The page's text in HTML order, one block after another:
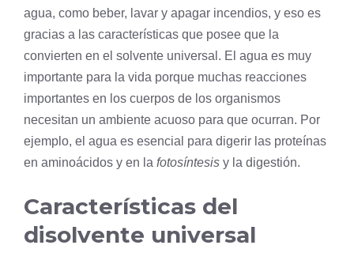
agua, como beber, lavar y apagar incendios, y eso es
gracias a las características que posee que la
convierten en el solvente universal. El agua es muy
importante para la vida porque muchas reacciones
importantes en los cuerpos de los organismos
necesitan un ambiente acuoso para que ocurran. Por
ejemplo, el agua es esencial para digerir las proteínas
en aminoácidos y en la fotosíntesis y la digestión.
Características del
disolvente universal